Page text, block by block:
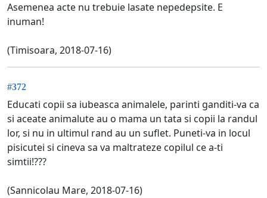
Asemenea acte nu trebuie lasate nepedepsite. E
inuman!
(Timisoara, 2018-07-16)
#372
Educati copii sa iubeasca animalele, parinti ganditi-va ca
si aceate animalute au o mama un tata si copii la randul
lor, si nu in ultimul rand au un suflet. Puneti-va in locul
pisicutei si cineva sa va maltrateze copilul ce a-ti
simtii!???
(Sannicolau Mare, 2018-07-16)